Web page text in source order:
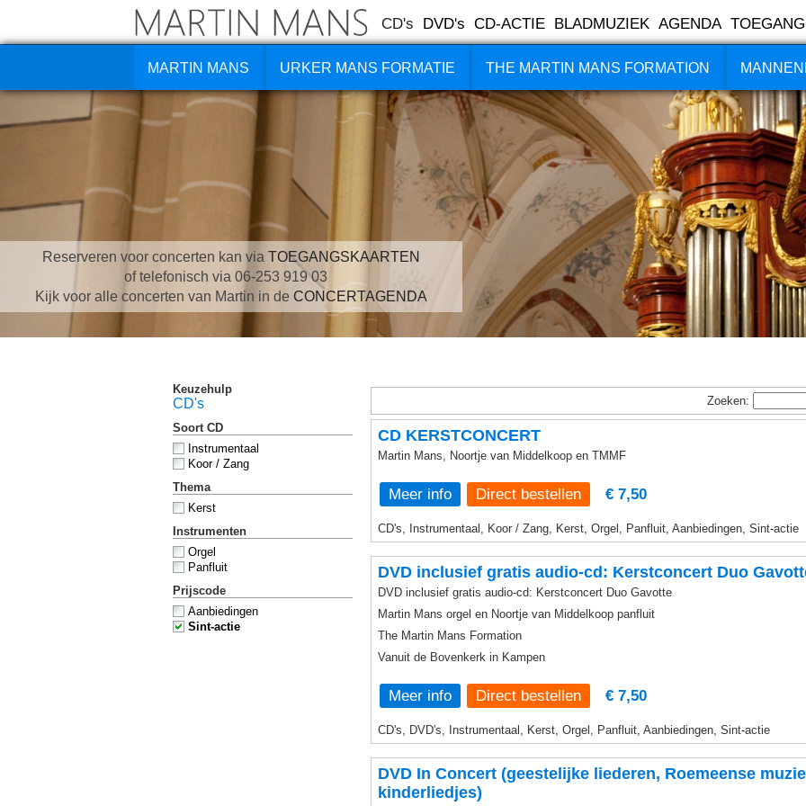
CD's DVD's CD-ACTIE BLADMUZIEK AGENDA
MARTIN MANS URKER MANS FORMATIE THE MARTIN MANS FORMATION
Reserveren voor concerten kan via TOEGANGSKAARTEN
of telefonisch via 06-253 919 03
Kijk voor alle concerten van Martin in de CONCERTAGENDA
Keuzehulp
CD's
Soort CD
Instrumentaal
Koor / Zang
Thema
Kerst
Instrumenten
Orgel
Panfluit
Prijscode
Aanbiedingen
Sint-actie
Zoeken:
CD KERSTCONCERT
Martin Mans, Noortje van Middelkoop en TMMF
Meer info € 7,50
CD's, Instrumentaal, Koor / Zang, Kerst, Orgel, Panfluit, Aanbiedingen, Sint-actie
DVD inclusief gratis audio-cd: Kerstconcert Duo
DVD inclusief gratis audio-cd: Kerstconcert Duo Gavotte
Martin Mans orgel en Noortje van Middelkoop panfluit
The Martin Mans Formation
Vanuit de Bovenkerk in Kampen
Meer info € 7,50
CD's, DVD's, Instrumentaal, Kerst, Orgel, Panfluit, Aanbiedingen, Sint-actie
DVD In Concert (geestelijke liederen, Roemeense
kinderliedjes)